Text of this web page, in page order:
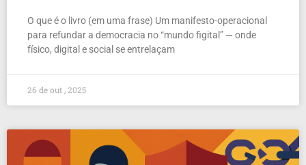
O que é o livro (em uma frase) Um manifesto-operacional
para refundar a democracia no “mundo figital” — onde
físico, digital e social se entrelaçam
26 de out , 2025